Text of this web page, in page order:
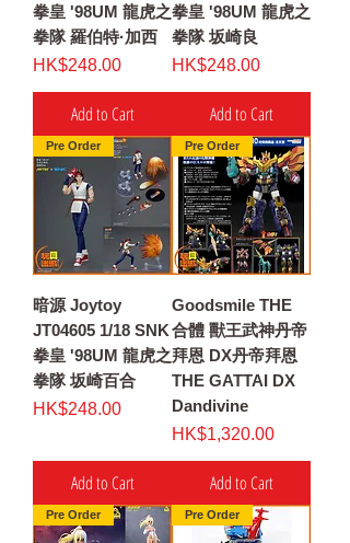
拳皇 '98UM 龍虎之
拳隊 羅伯特·加西
Price
HK$248.00
Add to Cart
拳皇 '98UM 龍虎之
拳隊 坂崎良
Price
HK$248.00
Add to Cart
Pre Order
暗源 Joytoy
JT04605 1/18 SNK
拳皇 '98UM 龍虎之
拳隊 坂崎百合
Price
HK$248.00
Add to Cart
Pre Order
Goodsmile THE
合體 獸王武神丹帝
拜恩 DX丹帝拜恩
THE GATTAI DX
Dandivine
Price
HK$1,320.00
Add to Cart
Pre Order Pre Order